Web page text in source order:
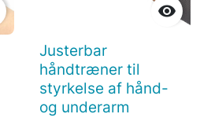

Justerbar
håndtræner til
styrkelse af hånd-
og underarm